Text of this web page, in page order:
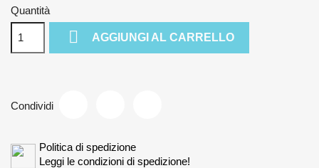
Quantità
 AGGIUNGI AL CARRELLO
Condividi
Politica di spedizione
Leggi le condizioni di spedizione!